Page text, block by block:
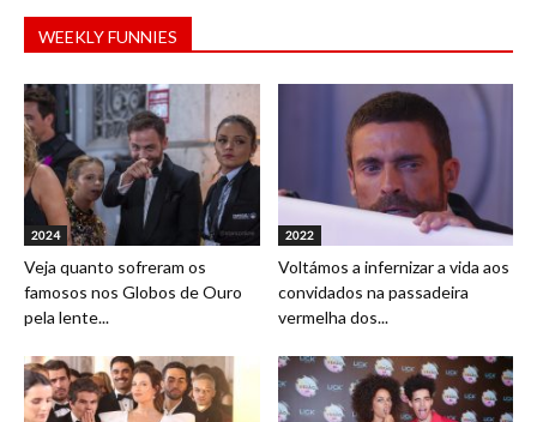
WEEKLY FUNNIES
2024
Veja quanto sofreram os
famosos nos Globos de Ouro
pela lente...
2022
Voltámos a infernizar a vida aos
convidados na passadeira
vermelha dos...